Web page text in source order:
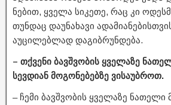
ნებით, ყველა სიკეთე, რაც კი
თუნდაც დაუნახავი
აუცილებლად დაგიბრუნდება.
– თქვენი ბავშვობის ყველაზე
სევდიან მოგონებებზე ვისაუბროთ.
– ჩემი ბავშვობის ყველაზე ნათელი